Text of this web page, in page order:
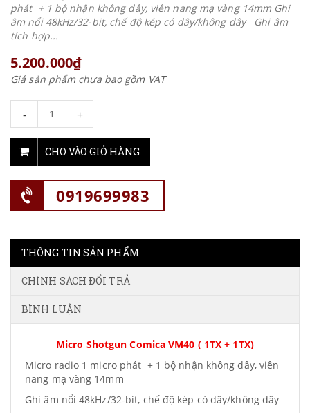
phát + 1 bộ nhận không dây, viên nang mạ vàng 14mm Ghi
âm nổi 48kHz/32-bit, chế độ kép có dây/không dây Ghi âm
tích hợp...
5.200.000₫
Giá sản phẩm chưa bao gồm VAT
- +
CHO VÀO GIỎ HÀNG
0919699983
THÔNG TIN SẢN PHẨM
CHÍNH SÁCH ĐỔI TRẢ
BÌNH LUẬN
Micro Shotgun Comica VM40 ( 1TX + 1TX)
Micro radio 1 micro phát + 1 bộ nhận không dây, viên
nang mạ vàng 14mm
Ghi âm nổi 48kHz/32-bit, chế độ kép có dây/không dây